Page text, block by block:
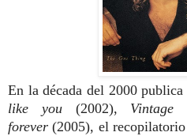
En la década del 2000
like you(2002), Vintage
forever(2005), el